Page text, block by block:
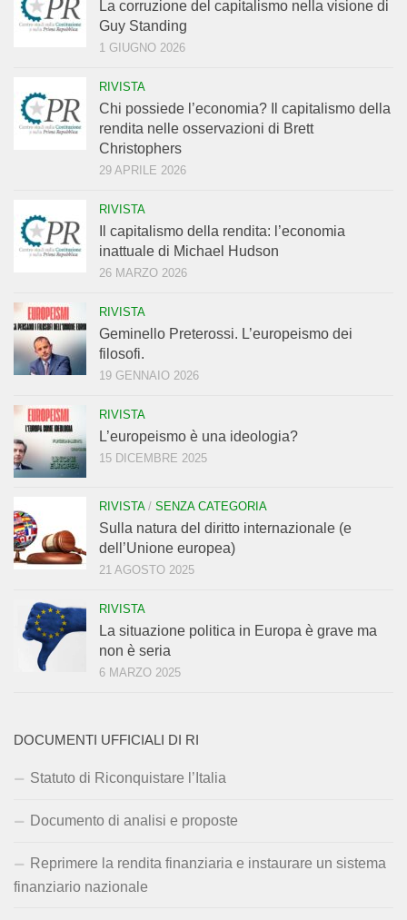
La corruzione del capitalismo nella visione di
Guy Standing
1 GIUGNO 2026
RIVISTA
Chi possiede l’economia? Il capitalismo della
rendita nelle osservazioni di Brett
Christophers
29 APRILE 2026
RIVISTA
Il capitalismo della rendita: l’economia
inattuale di Michael Hudson
26 MARZO 2026
RIVISTA
Geminello Preterossi. L’europeismo dei
filosofi.
19 GENNAIO 2026
RIVISTA
L’europeismo è una ideologia?
15 DICEMBRE 2025
RIVISTA/ SENZA CATEGORIA
Sulla natura del diritto internazionale (e
dell’Unione europea)
21 AGOSTO 2025
RIVISTA
La situazione politica in Europa è grave ma
non è seria
6 MARZO 2025
DOCUMENTI UFFICIALI DI RI
Statuto di Riconquistare l’Italia
Documento di analisi e proposte
Reprimere la rendita finanziaria e instaurare un sistema
finanziario nazionale